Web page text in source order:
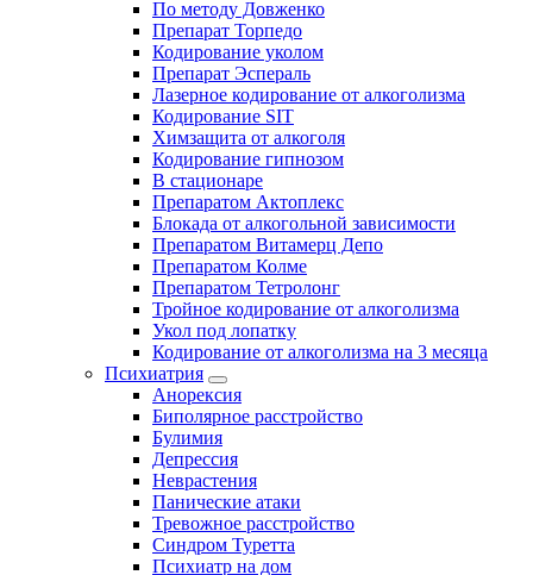
По методу Довженко
Препарат Торпедо
Кодирование уколом
Препарат Эспераль
Лазерное кодирование от алкоголизма
Кодирование SIT
Химзащита от алкоголя
Кодирование гипнозом
В стационаре
Препаратом Актоплекс
Блокада от алкогольной зависимости
Препаратом Витамерц Депо
Препаратом Колме
Препаратом Тетролонг
Тройное кодирование от алкоголизма
Укол под лопатку
Кодирование от алкоголизма на 3 месяца
Психиатрия
Анорексия
Биполярное расстройство
Булимия
Депрессия
Неврастения
Панические атаки
Тревожное расстройство
Синдром Туретта
Психиатр на дом